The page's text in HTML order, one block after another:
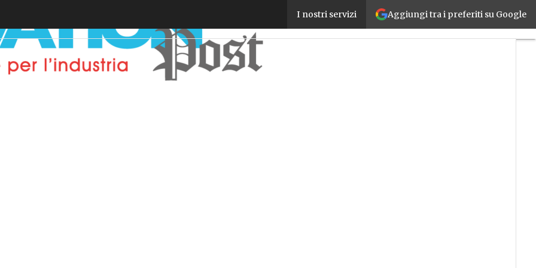
Aggiungi tra i preferiti su Google
I nostri servizi
L’IoT non decolla? Colpa della mancanza di